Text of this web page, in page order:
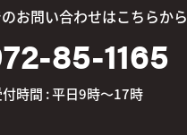
お問い合わせはこちらから
85-1165
付時間 : 平日9時～17時